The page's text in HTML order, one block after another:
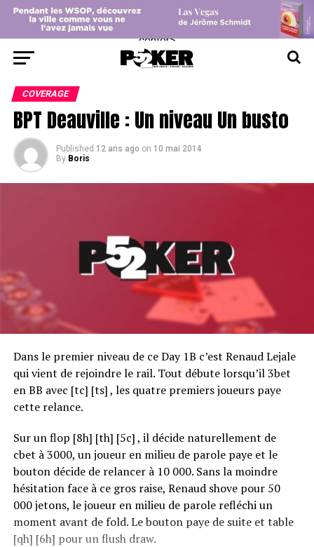
center>
COVERAGE
BPT Deauville : Un niveau Un busto
Published 12 ans ago on 10 mai 2014
By Boris
Dans le premier niveau de ce Day 1B c’est Renaud Lejale
qui vient de rejoindre le rail. Tout débute lorsqu’il 3bet
en BB avec [tc] [ts] , les quatre premiers joueurs paye
cette relance.
Sur un flop [8h] [th] [5c] , il décide naturellement de
cbet à 3000, un joueur en milieu de parole paye et le
bouton décide de relancer à 10 000. Sans la moindre
hésitation face à ce gros raise, Renaud shove pour 50
000 jetons, le joueur en milieu de parole refléchi un
moment avant de fold. Le bouton paye de suite et table
[qh] [6h] pour un flush draw.